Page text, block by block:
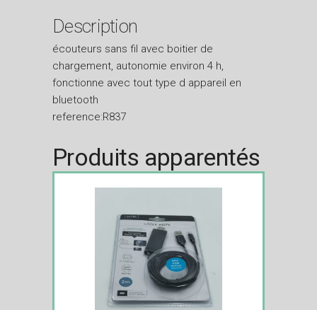
Description
écouteurs sans fil avec boitier de
chargement, autonomie environ 4 h,
fonctionne avec tout type d appareil en
bluetooth
reference:R837
Produits apparentés